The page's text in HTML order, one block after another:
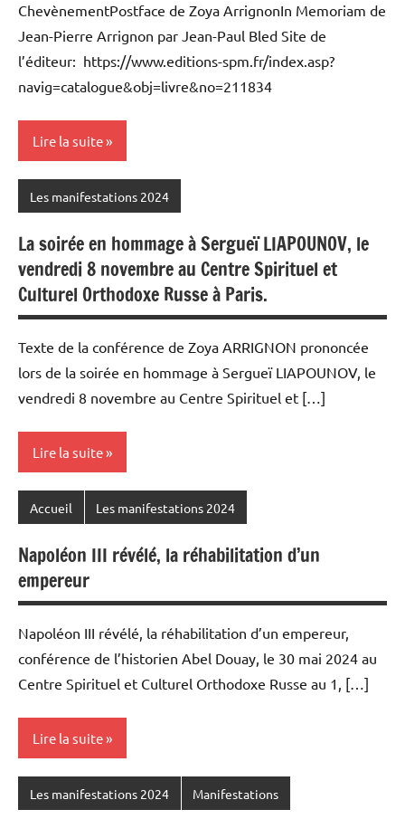
ChevènementPostface de Zoya ArrignonIn Memoriam de
Jean-Pierre Arrignon par Jean-Paul Bled Site de
l’éditeur: https://www.editions-spm.fr/index.asp?
navig=catalogue&obj=livre&no=211834
Lire la suite
Les manifestations 2024
La soirée en hommage à Sergueï LIAPOUNOV, le
vendredi 8 novembre au Centre Spirituel et
Culturel Orthodoxe Russe à Paris.
Texte de la conférence de Zoya ARRIGNON prononcée
lors de la soirée en hommage à Sergueï LIAPOUNOV, le
vendredi 8 novembre au Centre Spirituel et […]
Lire la suite
Accueil Les manifestations 2024
Napoléon III révélé, la réhabilitation d’un
empereur
Napoléon III révélé, la réhabilitation d’un empereur,
conférence de l’historien Abel Douay, le 30 mai 2024 au
Centre Spirituel et Culturel Orthodoxe Russe au 1, […]
Lire la suite
Les manifestations 2024 Manifestations